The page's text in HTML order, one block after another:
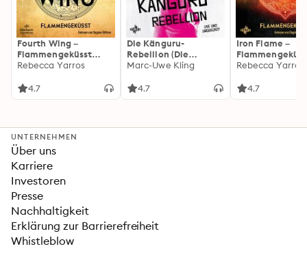
Fourth Wing –
Flammengeküsst
(Flammengeküsst-
Rebecca Yarros
4.7
Die Känguru-
Rebellion (Die
Känguru-Werke 5)
Marc-Uwe Kling
4.7
Iron Flame –
heißersehnte
Rebecca Yarros
4.7
UNTERNEHMEN
Über uns
Karriere
Investoren
Presse
Nachhaltigkeit
Erklärung zur Barrierefreiheit
Whistleblow